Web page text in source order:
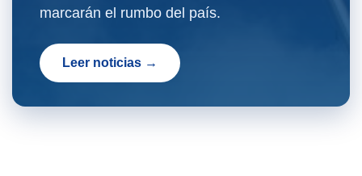
marcarán el rumbo del país.
Leer noticias →